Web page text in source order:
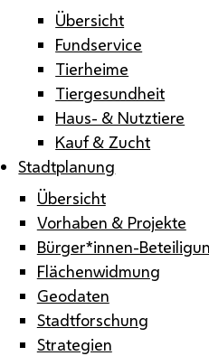
Übersicht
Fundservice
Tierheime
Tiergesundheit
Haus- & Nutztiere
Kauf & Zucht
Stadtplanung
Übersicht
Vorhaben & Projekte
Bürger*innen-
Flächenwidmung
Geodaten
Stadtforschung
Strategien